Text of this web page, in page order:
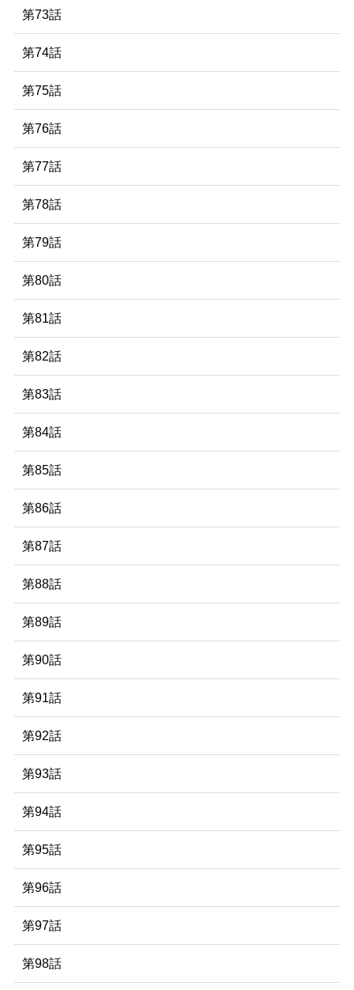
第73話
第74話
第75話
第76話
第77話
第78話
第79話
第80話
第81話
第82話
第83話
第84話
第85話
第86話
第87話
第88話
第89話
第90話
第91話
第92話
第93話
第94話
第95話
第96話
第97話
第98話